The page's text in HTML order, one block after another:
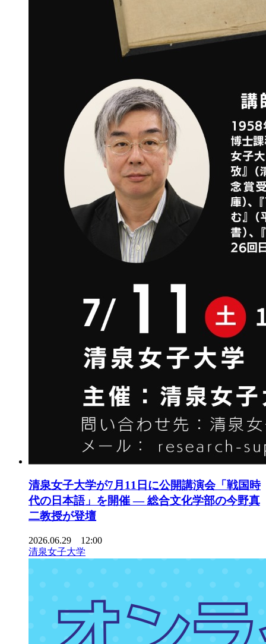
清泉女子大学が7月11日に公開講演会「戦国時
代の日本語」を開催 ― 総合文化学部の今野真
二教授が登壇
2026.06.29 12:00
清泉女子大学